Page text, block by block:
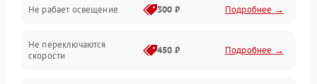
Механические повреждения
Электроника
Не рабает освещение 300 ₽ Подробнее →
Не переключаются
скорости
450 ₽ Подробнее →